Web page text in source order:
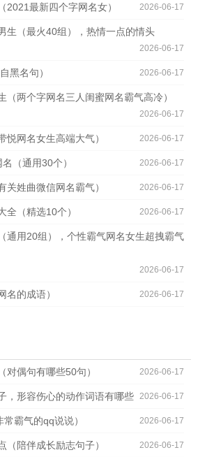
2021最新四个字网名女） 2026-06-17
生（最火40组），热情一点的情头
2026-06-17
黑名句） 2026-06-17
（两个字网名三人闺蜜网名霸气高冷）
2026-06-17
悦网名女生高端大气） 2026-06-17
（通用30个） 2026-06-17
关姓曲微信网名霸气） 2026-06-17
全（精选10个） 2026-06-17
通用20组），个性霸气网名女生超拽霸气
2026-06-17
名的成语） 2026-06-17
对偶句有哪些50句） 2026-06-17
，形容伤心的动作词语有哪些 2026-06-17
霸气的qq说说） 2026-06-17
（陪伴成长励志句子） 2026-06-17